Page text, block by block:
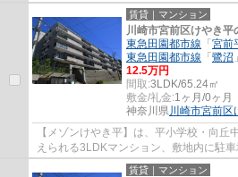
水洗浄便座、浴室乾燥機、ゆったりとし
賃貸｜マンション
川崎市宮前区けやき平
東急田園都市線 「 宮前
東急田園都市線 「 鷺沼
12.5万円
間取:3LDK/65.24㎡
敷金/礼金:1ヶ月/0ヶ月
神奈川県川崎市宮前区
【メゾンけやき平】は、平小学校・向丘
えられる3LDKマンション、敷地内に駐
豊富でウォークインクローゼット、便利
賃貸｜マンション